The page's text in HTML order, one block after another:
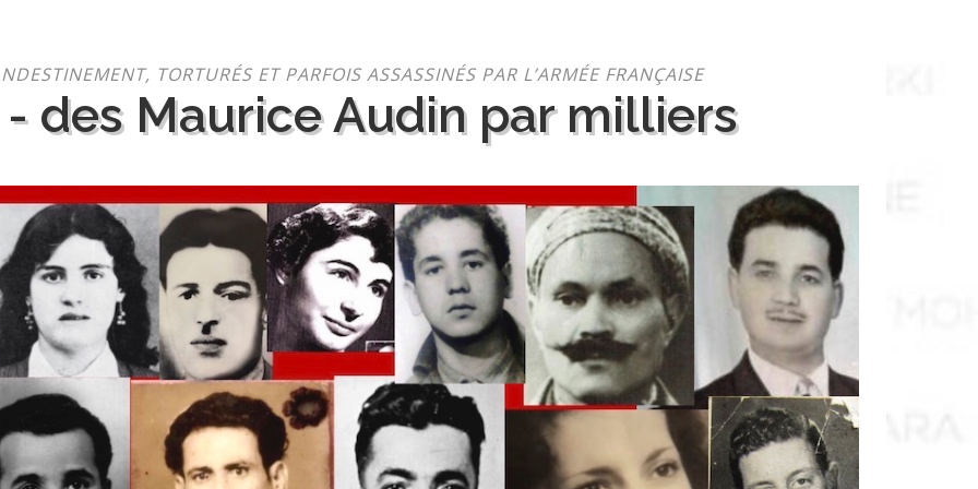
TORTURÉS ET PARFOIS ASSASSINÉS PAR L’ARMÉE FRANÇAISE
des Maurice Audin par milliers